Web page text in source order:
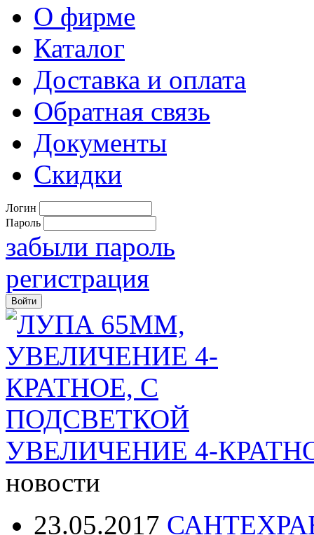
О фирме
Каталог
Доставка и оплата
Обратная связь
Документы
Скидки
Логин
Пароль
забыли пароль
регистрация
УВЕЛИЧЕНИЕ 4-
новости
23.05.2017